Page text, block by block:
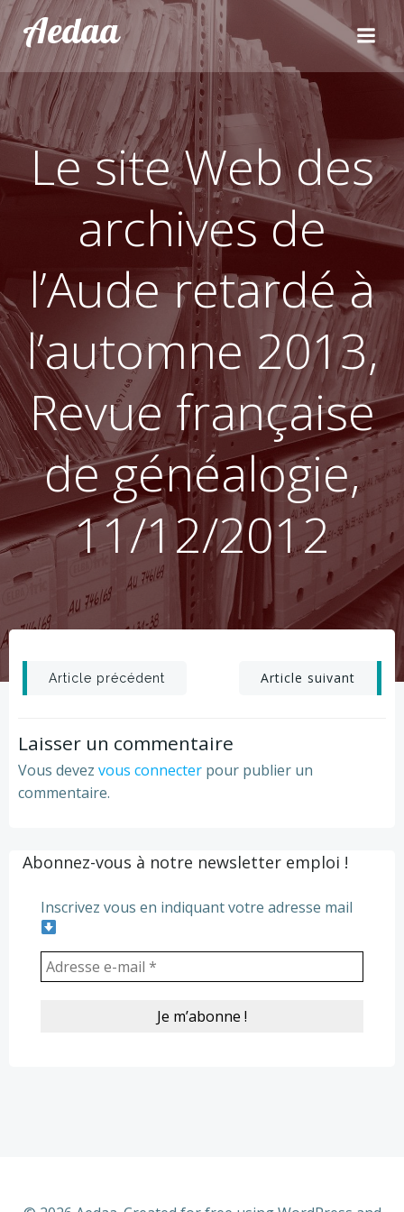
Aller
au
contenu
Aedaa
Le site Web des
archives de
l’Aude retardé à
l’automne 2013,
Revue française
de généalogie,
11/12/2012
Post
navigation
Article précédent
Post
navigation
Article suivant
Laisser un commentaire
Vous devez vous connecter pour publier un
commentaire.
Abonnez-vous à notre newsletter emploi !
Inscrivez vous en indiquant votre adresse mail